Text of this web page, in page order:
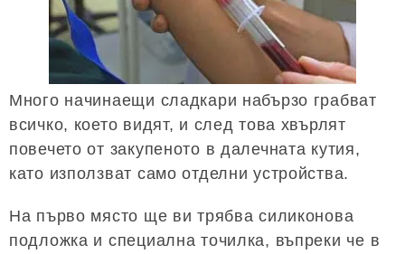
Много начинаещи сладкари набързо грабват
всичко, което видят, и след това хвърлят
повечето от закупеното в далечната кутия,
като използват само отделни устройства.
На първо място ще ви трябва силиконова
подложка и специална точилка, въпреки че в